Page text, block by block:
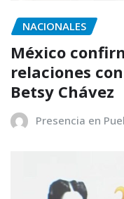
NACIONALES
México
relaciones
Betsy Chávez
Presencia en